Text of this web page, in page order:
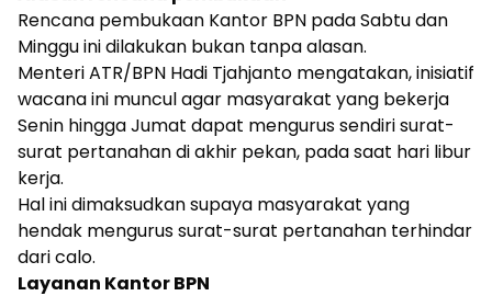
Rencana pembukaan Kantor BPN pada Sabtu dan
Minggu ini dilakukan bukan tanpa alasan.
Menteri ATR/BPN Hadi Tjahjanto mengatakan, inisiatif
wacana ini muncul agar masyarakat yang bekerja
Senin hingga Jumat dapat mengurus sendiri surat-
surat pertanahan di akhir pekan, pada saat hari libur
kerja.
Hal ini dimaksudkan supaya masyarakat yang
hendak mengurus surat-surat pertanahan terhindar
dari calo.
Layanan Kantor BPN